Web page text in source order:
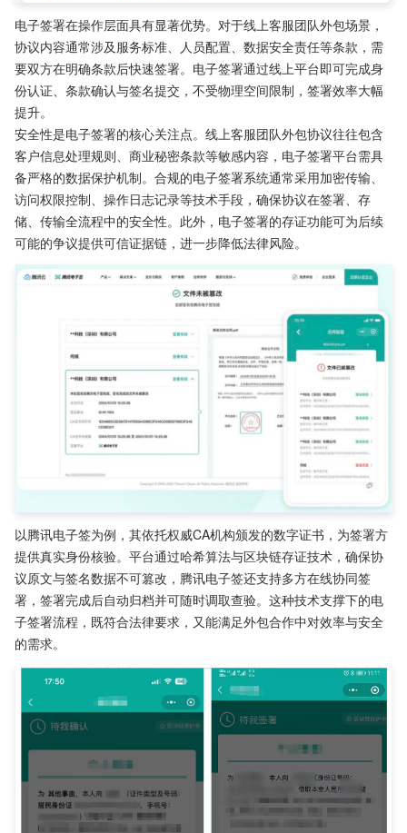
电子签署在操作层面具有显著优势。对于线上客服团队外包场景，
协议内容通常涉及服务标准、人员配置、数据安全责任等条款，需
要双方在明确条款后快速签署。电子签署通过线上平台即可完成身
份认证、条款确认与签名提交，不受物理空间限制，签署效率大幅
提升。
安全性是电子签署的核心关注点。线上客服团队外包协议往往包含
客户信息处理规则、商业秘密条款等敏感内容，电子签署平台需具
备严格的数据保护机制。合规的电子签署系统通常采用加密传输、
访问权限控制、操作日志记录等技术手段，确保协议在签署、存
储、传输全流程中的安全性。此外，电子签署的存证功能可为后续
可能的争议提供可信证据链，进一步降低法律风险。
以腾讯电子签为例，其依托权威CA机构颁发的数字证书，为签署方
提供真实身份核验。平台通过哈希算法与区块链存证技术，确保协
议原文与签名数据不可篡改，腾讯电子签还支持多方在线协同签
署，签署完成后自动归档并可随时调取查验。这种技术支撑下的电
子签署流程，既符合法律要求，又能满足外包合作中对效率与安全
的需求。